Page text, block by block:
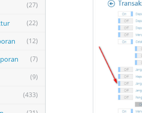
(27)
(22)
(12)
(7)
(9)
(433)